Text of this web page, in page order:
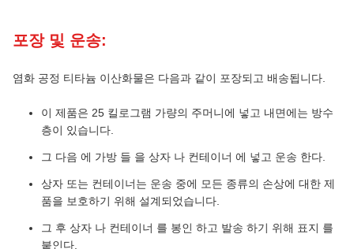
포장 및 운송:
염화 공정 티타늄 이산화물은 다음과 같이 포장되고 배송됩니다.
이 제품은 25 킬로그램 가량의 주머니에 넣고 내면에는 방수
층이 있습니다.
그 다음 에 가방 들 을 상자 나 컨테이너 에 넣고 운송 한다.
상자 또는 컨테이너는 운송 중에 모든 종류의 손상에 대한 제
품을 보호하기 위해 설계되었습니다.
그 후 상자 나 컨테이너 를 봉인 하고 발송 하기 위해 표지 를
붙인다.